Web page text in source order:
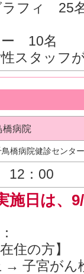
フィ 25
10名
スタッフ
病院
橋病院健診センタ
：00
施日は、
住の方】
→ 子宮が